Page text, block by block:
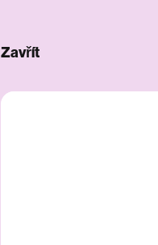
Zavřít